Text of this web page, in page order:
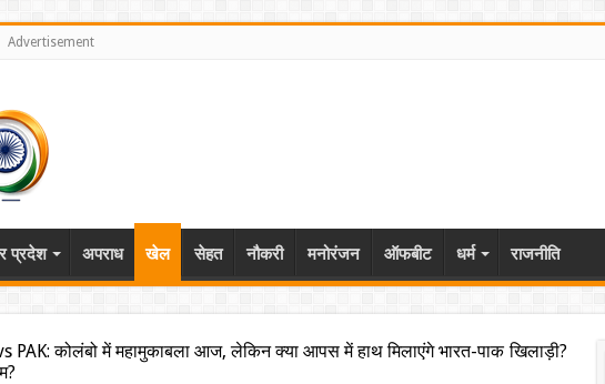
Advertisement
प्रदेश अपराध खेल सेहत नौकरी मनोरंजन ऑफबीट धर्म राजनीति
PAK: कोलंबो में महामुकाबला आज, लेकिन क्या आपस में हाथ मिलाएंगे भारत-पाक खिलाड़ी?